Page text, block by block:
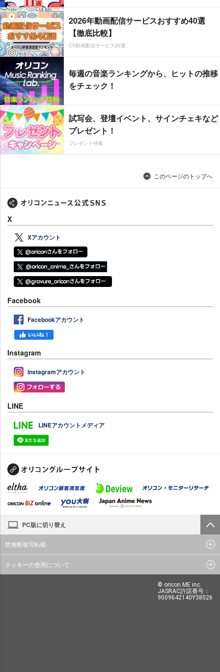
2026年動画配信サービスおすすめ40選
【徹底比較】
CS動画配信サービス20選
毎週の音楽ランキングから、ヒットの推移
をチェック！
試写会、登壇イベント、サインチェキなど
プレゼント！
プレゼント特集
このページのトップへ
X
Xアカウント
Facebook
Facebookアカウント
Instagram
Instagramアカウント
LINE
LINEアカウントメディア
PC版に切り替え
禁無断複写転載
クッキーの使用について
© oricon ME inc.
JASRAC許諾番号：
9009642140Y38026